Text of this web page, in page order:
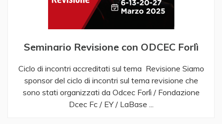
Seminario Revisione con ODCEC Forlì
Ciclo di incontri accreditati sul tema Revisione Siamo
sponsor del ciclo di incontri sul tema revisione che
sono stati organizzati da Odcec Forlì / Fondazione
Dcec Fc / EY / LaBase ...